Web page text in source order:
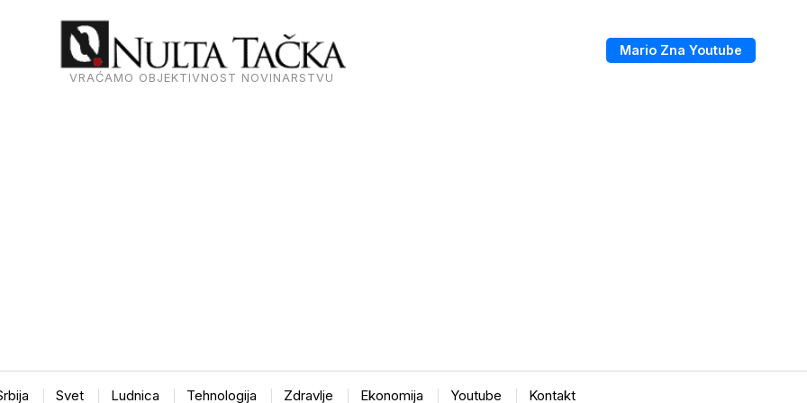
VRAĆAMO OBJEKTIVNOST NOVINARSTVU
Mario Zna Youtube
Svet Ludnica Tehnologija Zdravlje Ekonomija Youtube Kontakt